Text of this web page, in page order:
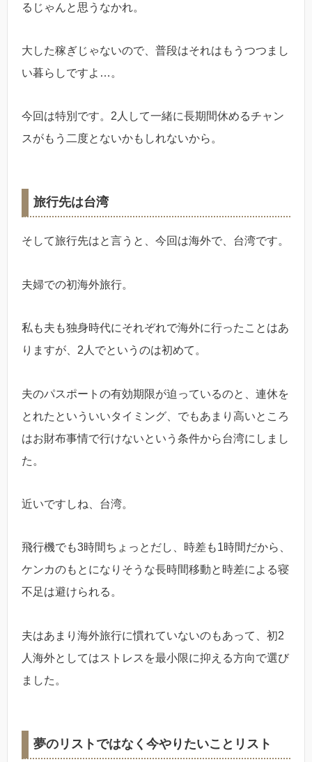
るじゃんと思うなかれ。
大した稼ぎじゃないので、普段はそれはもうつつまし
い暮らしですよ…。
今回は特別です。2人して一緒に長期間休めるチャン
スがもう二度とないかもしれないから。
旅行先は台湾
そして旅行先はと言うと、今回は海外で、台湾です。
夫婦での初海外旅行。
私も夫も独身時代にそれぞれで海外に行ったことはあ
りますが、2人でというのは初めて。
夫のパスポートの有効期限が迫っているのと、連休を
とれたといういいタイミング、でもあまり高いところ
はお財布事情で行けないという条件から台湾にしまし
た。
近いですしね、台湾。
飛行機でも3時間ちょっとだし、時差も1時間だから、
ケンカのもとになりそうな長時間移動と時差による寝
不足は避けられる。
夫はあまり海外旅行に慣れていないのもあって、初2
人海外としてはストレスを最小限に抑える方向で選び
ました。
夢のリストではなく今やりたいことリスト